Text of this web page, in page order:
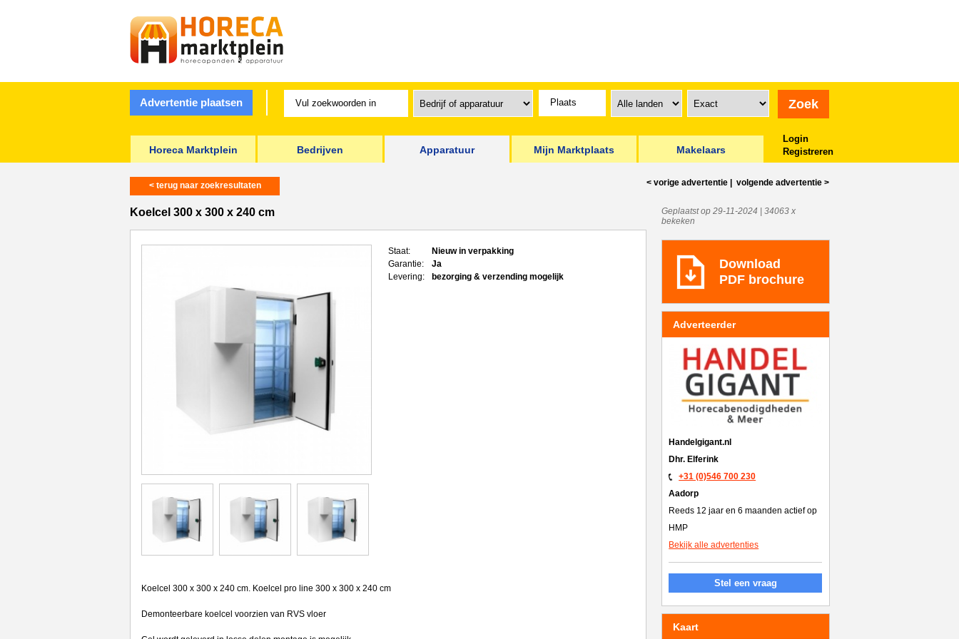
Advertentie plaatsen
Horeca Marktplein Bedrijven Apparatuur Mijn Marktplaats Makelaars
Login
Registreren
< terug naar zoekresultaten < vorige advertentie volgende advertentie >
Koelcel 300 x 300 x 240 cm
Staat:
Nieuw in verpakking
Garantie:
Ja
Levering:
bezorging & verzending mogelijk
Koelcel 300 x 300 x 240 cm. Koelcel pro line 300 x 300 x 240 cm
Demonteerbare koelcel voorzien van RVS vloer
Geplaatst op 29-11-2024 | 34063 x
bekeken
Download
PDF brochure
Adverteerder
Handelgigant.nl
Dhr. Elferink
+31 (0)546 700 230
Aadorp
Reeds 12 jaar en 6 maanden actief op
HMP
Bekijk alle advertenties
Stel een vraag
Kaart